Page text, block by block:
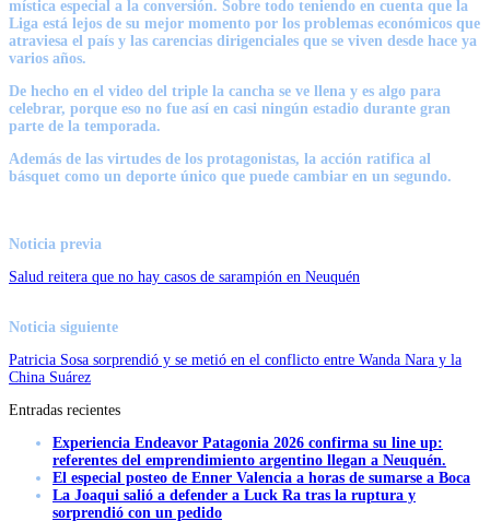
mística especial a la conversión. Sobre todo teniendo en cuenta que la
Liga está lejos de su mejor momento por los problemas económicos que
atraviesa el país y las carencias dirigenciales que se viven desde hace ya
varios años.
De hecho en el video del triple la cancha se ve llena y es algo para
celebrar, porque eso no fue así en casi ningún estadio durante gran
parte de la temporada.
Además de las virtudes de los protagonistas, la acción ratifica al
básquet como un deporte único que puede cambiar en un segundo.
Noticia previa
Salud reitera que no hay casos de sarampión en Neuquén
Noticia siguiente
Patricia Sosa sorprendió y se metió en el conflicto entre Wanda Nara y la
China Suárez
Entradas recientes
Experiencia Endeavor Patagonia 2026 confirma su line up:
referentes del emprendimiento argentino llegan a Neuquén.
El especial posteo de Enner Valencia a horas de sumarse a Boca
La Joaqui salió a defender a Luck Ra tras la ruptura y
sorprendió con un pedido